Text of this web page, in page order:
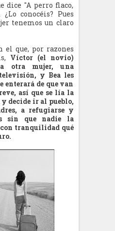
dice "A perro flaco,
conocéis? Pues
tenemos un claro
el que, por razones
Víctor (el novio)
a otra mujer, una
y Bea les
enterará de que van
así que se lía la
y decide ir al pueblo,
a refugiarse y
sin que nadie la
tranquilidad qué